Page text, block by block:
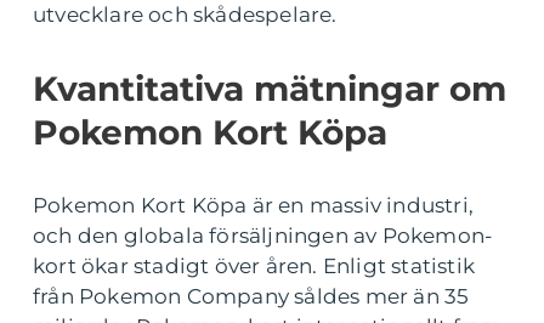
utvecklare och skådespelare.
Kvantitativa mätningar om
Pokemon Kort Köpa
Pokemon Kort Köpa är en massiv industri,
och den globala försäljningen av Pokemon-
kort ökar stadigt över åren. Enligt statistik
från Pokemon Company såldes mer än 35